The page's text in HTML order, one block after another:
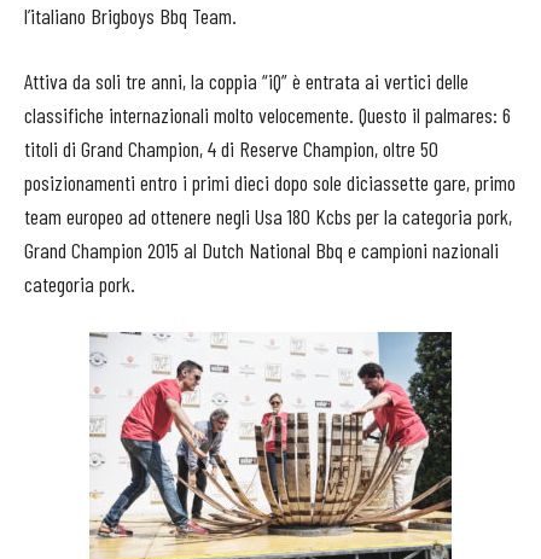
l’italiano Brigboys Bbq Team.
Attiva da soli tre anni, la coppia “iQ” è entrata ai vertici delle
classifiche internazionali molto velocemente. Questo il palmares: 6
titoli di Grand Champion, 4 di Reserve Champion, oltre 50
posizionamenti entro i primi dieci dopo sole diciassette gare, primo
team europeo ad ottenere negli Usa 180 Kcbs per la categoria pork,
Grand Champion 2015 al Dutch National Bbq e campioni nazionali
categoria pork.